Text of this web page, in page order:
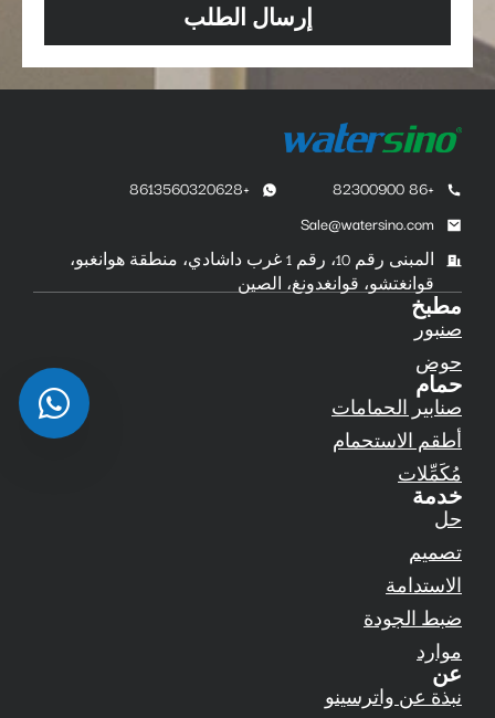
إرسال الطلب
+86 82300900
+8613560320628
Sale@watersino.com
المبنى رقم 10، رقم 1 غرب داشادي، منطقة هوانغبو،
قوانغتشو، قوانغدونغ، الصين
مطبخ
صنبور
حوض
حمام
صنابير الحمامات
أطقم الاستحمام
مُكَمِّلات
خدمة
حل
تصميم
الاستدامة
ضبط الجودة
موارد
عن
نبذة عن واترسينو